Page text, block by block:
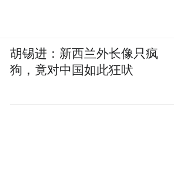
胡锡进：新西兰外长像只疯
狗，竟对中国如此狂吠